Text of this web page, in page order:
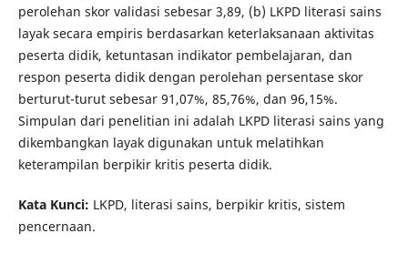
perolehan skor validasi sebesar 3,89, (b) LKPD literasi sains
layak secara empiris berdasarkan keterlaksanaan aktivitas
peserta didik, ketuntasan indikator pembelajaran, dan
respon peserta didik dengan perolehan persentase skor
berturut-turut sebesar 91,07%, 85,76%, dan 96,15%.
Simpulan dari penelitian ini adalah LKPD literasi sains yang
dikembangkan layak digunakan untuk melatihkan
keterampilan berpikir kritis peserta didik.
Kata Kunci: LKPD, literasi sains, berpikir kritis, sistem
pencernaan.